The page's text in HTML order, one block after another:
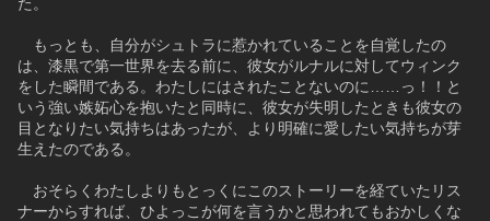
もっとも、自分がシュトラに惹かれていることを自覚したの
は、漆黒で第一世界を去る前に、彼女がルナルに対してウィンク
をした瞬間である。わたしにはされたことないのに……っ！！と
いう強い嫉妬心を抱いたと同時に、彼女が失明したときも彼女の
目となりたい気持ちはあったが、より明確に愛したい気持ちが芽
生えたのである。
おそらくわたしよりもとっくにこのストーリーを経ていたリス
ナーからすれば、ひよっこが何を言うかと思われてもおかしくな